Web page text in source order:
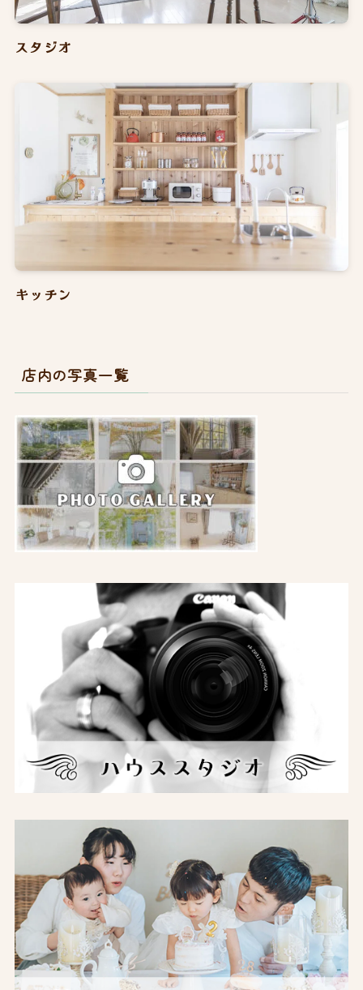
スタジオ
キッチン
店内の写真一覧